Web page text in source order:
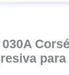
030A